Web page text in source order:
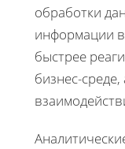
обработки
информации
быстрее
бизнес-